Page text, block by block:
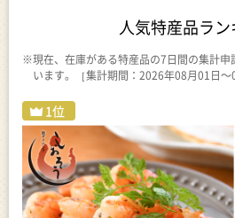
人気特産品ラ
※現在、在庫がある特産品の7日間の集計申
います。［集計期間：2026年08月01日